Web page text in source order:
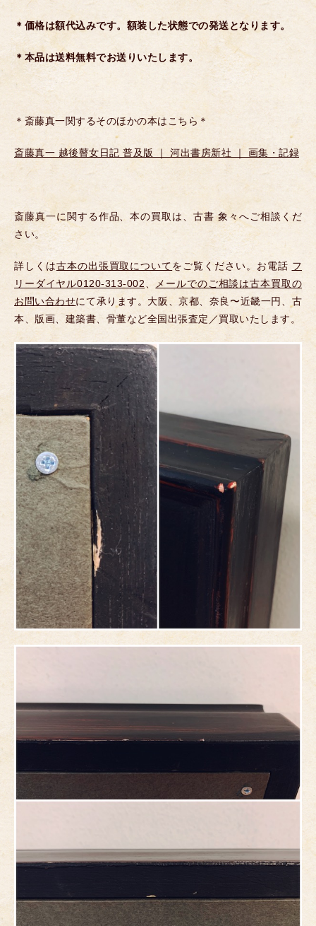
＊価格は額代込みです。額装した状態での発送となります。
＊本品は送料無料でお送りいたします。
＊斎藤真一関するそのほかの本はこちら＊
斎藤真一 越後瞽女日記 普及版 ｜ 河出書房新社 ｜ 画集・記録
斎藤真一に関する作品、本の買取は、古書 象々へご相談くだ
さい。
詳しくは古本の出張買取についてをご覧ください。お電話 フ
リーダイヤル0120-313-002
メールでのご相談は古本買取の
お問い合わせにて承ります。大阪、京都、奈良〜近畿一円、古
本、版画、建築書、骨董など全国出張査定／買取いたします。